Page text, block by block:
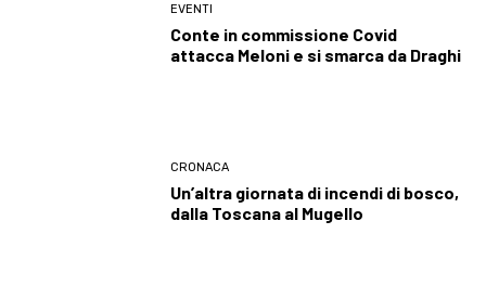
EVENTI
Conte in commissione Covid
attacca Meloni e si smarca da Draghi
CRONACA
Un’altra giornata di incendi di bosco,
dalla Toscana al Mugello